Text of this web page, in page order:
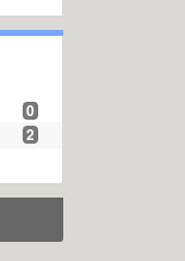
0
2